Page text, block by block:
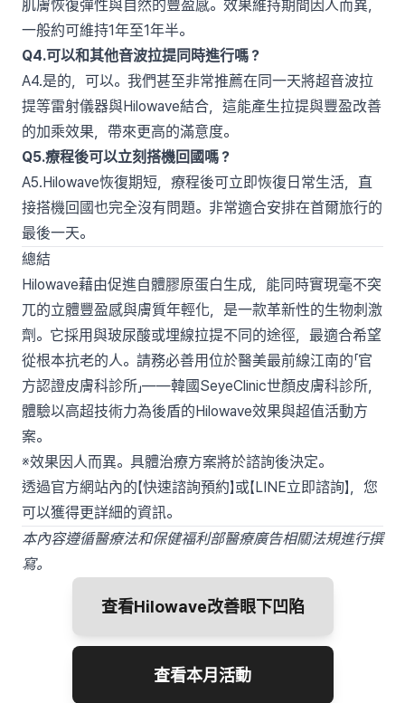
肌膚恢復彈性與自然的豐盈感。效果維持期間因人而異，
一般約可維持1年至1年半。
Q4.可以和其他音波拉提同時進行嗎？
A4.是的，可以。我們甚至非常推薦在同一天將超音波拉
提等雷射儀器與Hilowave結合，這能產生拉提與豐盈改善
的加乘效果，帶來更高的滿意度。
Q5.療程後可以立刻搭機回國嗎？
A5.Hilowave恢復期短，療程後可立即恢復日常生活，直
接搭機回國也完全沒有問題。非常適合安排在首爾旅行的
最後一天。
總結
Hilowave藉由促進自體膠原蛋白生成，能同時實現毫不突
兀的立體豐盈感與膚質年輕化，是一款革新性的生物刺激
劑。它採用與玻尿酸或埋線拉提不同的途徑，最適合希望
從根本抗老的人。請務必善用位於醫美最前線江南的「官
方認證皮膚科診所」——韓國SeyeClinic世顏皮膚科診所，
體驗以高超技術力為後盾的Hilowave效果與超值活動方
案。
※效果因人而異。具體治療方案將於諮詢後決定。
透過官方網站內的【快速諮詢預約】或【LINE立即諮詢】，您
可以獲得更詳細的資訊。
本內容遵循醫療法和保健福利部醫療廣告相關法規進行撰
寫。
查看Hilowave改善眼下凹陷
查看本月活動